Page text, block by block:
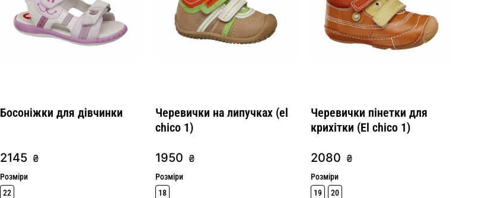
Босоніжки для дівчинки
2145 ₴
Розміри
22
Черевички на липучках (el
chico 1)
1950 ₴
Розміри
18
Черевички пінетки для
крихітки (El chico 1)
2080 ₴
Розміри
19
20